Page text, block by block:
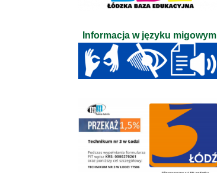
Informacja w języku migowym